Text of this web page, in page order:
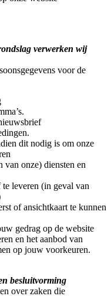
verwerken wij
voor de
dit nodig is om onze
onze) diensten en
leveren (in geval van
of ansichtkaart te kunnen
gedrag op de website
en het aanbod van
op jouw voorkeuren.
besluitvorming
over zaken die